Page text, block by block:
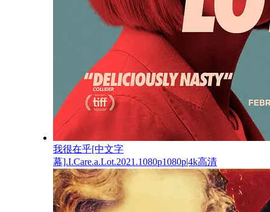
我很在乎[中文字
幕].I.Care.a.Lot.2021.1080p1080p|4k高清